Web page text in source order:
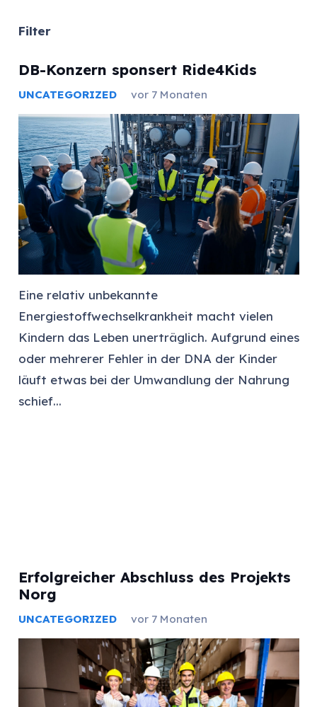
Filter
DB-Konzern sponsert Ride4Kids
UNCATEGORIZED vor 7 Monaten
Eine relativ unbekannte
Energiestoffwechselkrankheit macht vielen
Kindern das Leben unerträglich. Aufgrund eines
oder mehrerer Fehler in der DNA der Kinder
läuft etwas bei der Umwandlung der Nahrung
schief...
Erfolgreicher Abschluss des Projekts
Norg
UNCATEGORIZED vor 7 Monaten